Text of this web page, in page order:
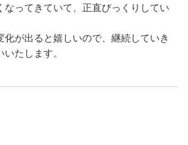
なってきていて、正直びっくりしてい
化が出ると嬉しいので、継続していき
たします。